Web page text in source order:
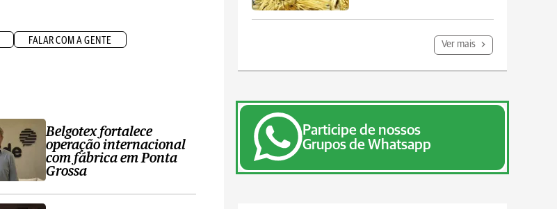
FALAR COM A GENTE
Belgotex fortalece
operação internacional
com fábrica em Ponta
Grossa
Ver mais
Participe de nossos
Grupos de Whatsapp